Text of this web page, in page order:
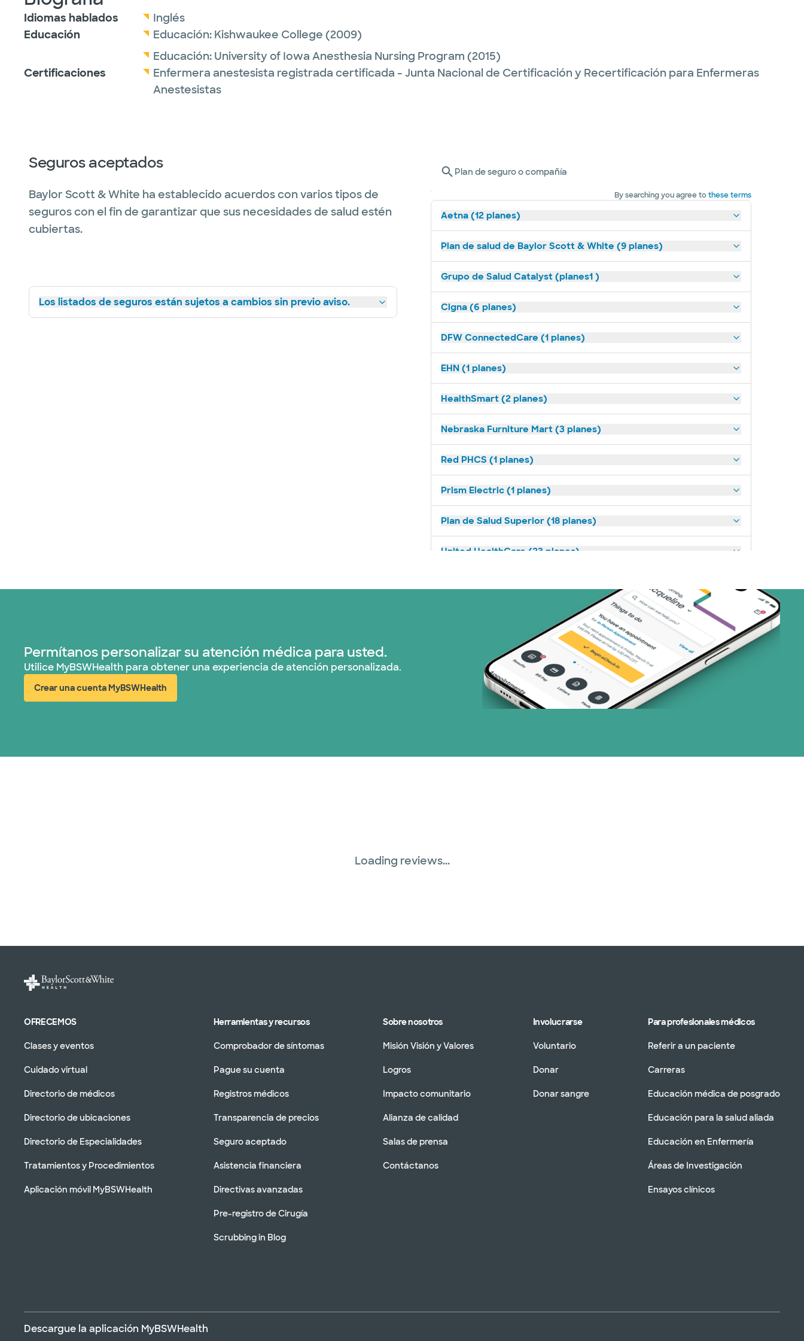
Idiomas hablados
Inglés
Educación
Educación: Kishwaukee College (2009)
Educación: University of Iowa Anesthesia Nursing Program (2015)
Certificaciones
Enfermera anestesista registrada certificada - Junta Nacional de Certificación y Recertificación para Enfermeras
Anestesistas
Seguros aceptados
Baylor Scott & White ha establecido acuerdos con varios tipos de
seguros con el fin de garantizar que sus necesidades de salud estén
cubiertas.
Los listados de seguros están sujetos a cambios sin previo aviso.
Plan de seguro o compañía
By searching you agree tothese terms
Aetna (12 planes)
Plan de salud de Baylor Scott & White (9 planes)
Grupo de Salud Catalyst (planes1 )
Cigna (6 planes)
DFW ConnectedCare (1 planes)
EHN (1 planes)
HealthSmart (2 planes)
Nebraska Furniture Mart (3 planes)
Red PHCS (1 planes)
Prism Electric (1 planes)
Plan de Salud Superior (18 planes)
United HealthCare (23 planes)
Permítanos personalizar su atención médica para usted.
Utilice MyBSWHealth para obtener una experiencia de atención personalizada.
Crear una cuenta MyBSWHealth
(abre en ventana nueva)
Loading reviews...
OFRECEMOS
Clases y eventos
Cuidado virtual
Directorio de médicos
Directorio de ubicaciones
Directorio de Especialidades
Tratamientos y Procedimientos
Aplicación móvil MyBSWHealth
Herramientas y recursos
Comprobador de síntomas
Pague su cuenta
Registros médicos
Transparencia de precios
Seguro aceptado
Asistencia financiera
Directivas avanzadas
Pre-registro de Cirugía
Scrubbing in Blog
Sobre nosotros
Misión Visión y Valores
Logros
Impacto comunitario
Alianza de calidad
Salas de prensa
Contáctanos
Involucrarse
Voluntario
Donar
Donar sangre
Para profesionales médicos
Referir a un paciente
Carreras
Educación médica de posgrado
Educación para la salud aliada
Educación en Enfermería
Áreas de Investigación
Ensayos clínicos
Descargue la aplicación MyBSWHealth